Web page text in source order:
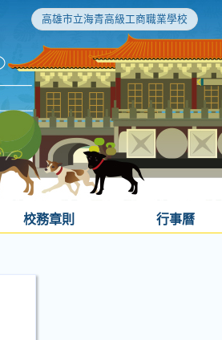
高雄市立海青高級工商職業學校
校務章則 行事曆